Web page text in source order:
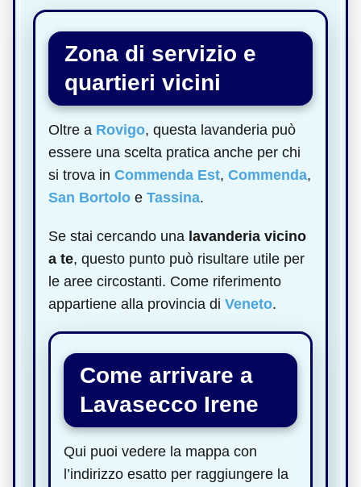
Zona di servizio e
quartieri vicini
Oltre a Rovigo, questa lavanderia può
essere una scelta pratica anche per chi
si trova in Commenda Est, Commenda,
San Bortolo e Tassina.
Se stai cercando una lavanderia vicino
a te, questo punto può risultare utile per
le aree circostanti. Come riferimento
appartiene alla provincia di Veneto.
Come arrivare a
Lavasecco Irene
Qui puoi vedere la mappa con
l’indirizzo esatto per raggiungere la